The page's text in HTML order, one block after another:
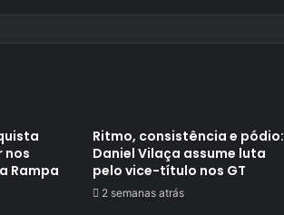
nos
Rampa
Ritmo, consistência e pódio:
Daniel Vilaça assume luta
pelo vice-título nos GT
2 semanas atrás